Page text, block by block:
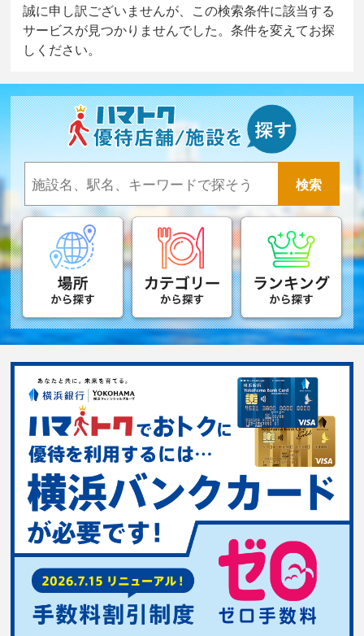
誠に申し訳ございませんが、この検索条件に該当する
サービスが見つかりませんでした。条件を変えてお探
しください。